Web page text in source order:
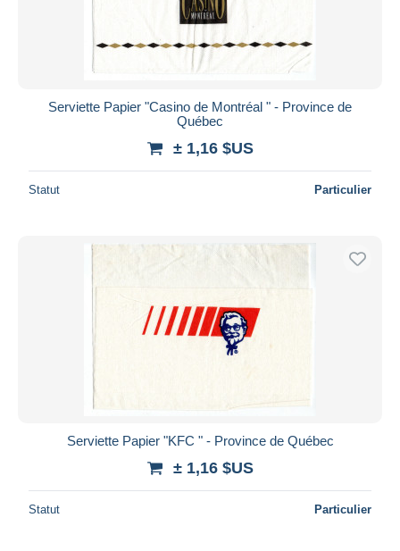
Serviette Papier "Casino de Montréal " - Province de
Québec
± 1,16 $US
Statut Particulier
Serviette Papier "KFC " - Province de Québec
± 1,16 $US
Statut Particulier